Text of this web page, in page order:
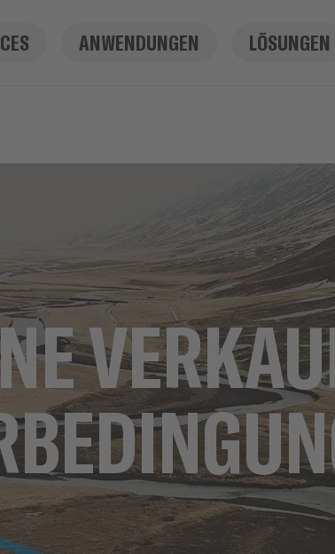
ANWENDUNGEN LÖSUNGEN